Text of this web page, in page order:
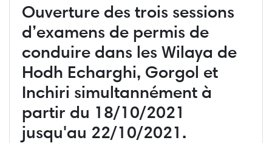
Ouverture des trois sessions
d’examens de permis de
conduire dans les Wilaya de
Hodh Echarghi, Gorgol et
Inchiri simultannément à
partir du 18/10/2021
jusqu'au 22/10/2021.